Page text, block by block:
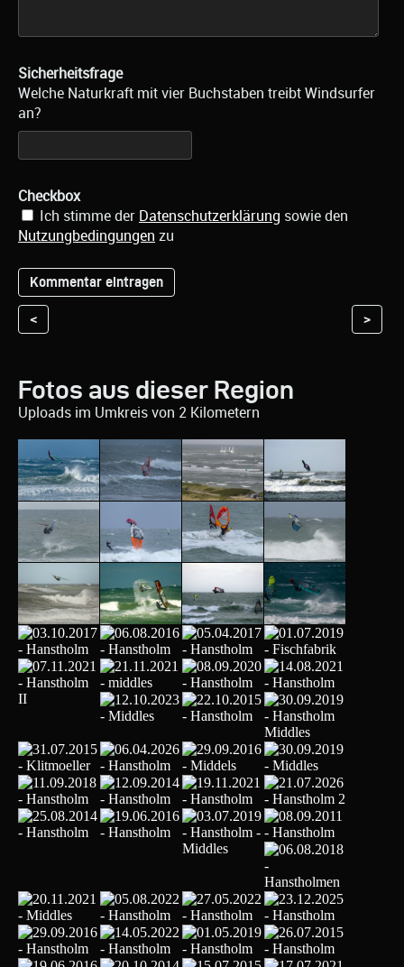
Sicherheitsfrage
Welche Naturkraft mit vier Buchstaben treibt Windsurfer
an?
Checkbox
Ich stimme der Datenschutzerklärung sowie den
Nutzungbedingungen zu
< >
Fotos aus dieser Region
Uploads im Umkreis von 2 Kilometern